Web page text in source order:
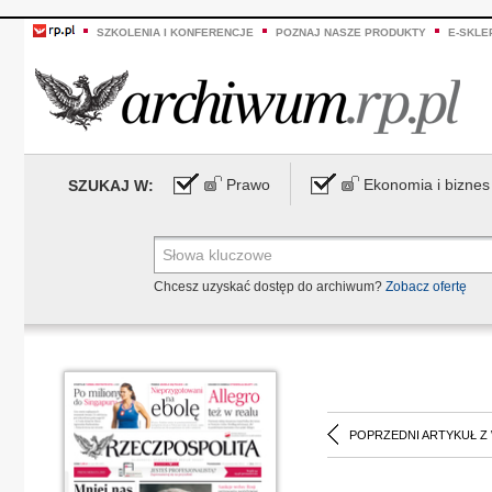
SZKOLENIA I KONFERENCJE POZNAJ NASZE PRODUKTY E-
SZUKAJ W: Prawo Ekonomia i biznes
Chcesz uzyskać dostęp do archiwum? Zobacz ofertę
POPRZEDNI ARTYKUŁ Z